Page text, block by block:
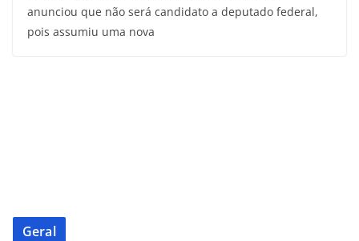
anunciou que não será candidato a deputado federal,
pois assumiu uma nova
Geral